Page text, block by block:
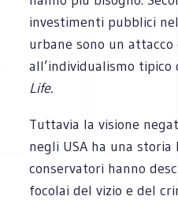
investimenti pubblici
urbane sono un
all’individualismo tipico
Life.
Tuttavia la visione
negli USA ha una storia
conservatori hanno
focolai del vizio e del